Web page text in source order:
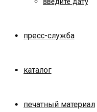
пресс-служба
каталог
печатный материал